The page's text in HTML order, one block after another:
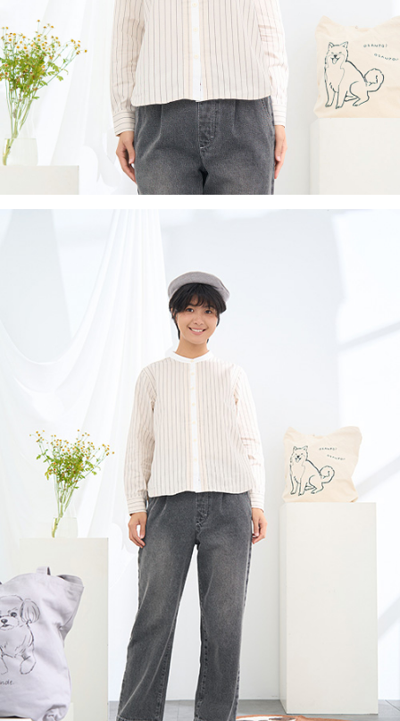
購買商品的店家。未經商家同意取消之訂單仍視為有效，需透過AFTEE先享
後付繳納相關費用。
※ 交易是否成功請以「AFTEE先享後付 」之結帳頁面顯示為準，若有關於
是否繳費成功／繳費後需取消欲退款等相關疑問，請聯繫「AFTEE先享後付
客戶支援中心」
https://netprotections.freshdesk.com/support/home
【注意事項】
１．透過由恩沛科技股份有限公司提供之「AFTEE先享後付」服務完成之交
易，需依本服務之必要範圍內提供個人資料，並將交易相關給付款項請求債
權轉讓予恩沛科技股份有限公司。
２．關於個人資料處理事宜，請瀏覽以下網址：
https://aftee.tw/terms/#terms3
５．嚴禁一人註冊多個帳號或使用他人資訊註冊。若發現惡意使用之情形，
恩沛科技股份有限公司將有權停止該用戶之使用額度並採取法律行動。
每筆NT$60，滿NT$2,000(含以上)免運費
付款後7-11取貨
每筆NT$60，滿NT$2,000(含以上)免運費
黑貓宅急便(包裹尺寸60cm以下)
每筆NT$100，滿NT$2,000(含以上)免運費
黑貓宅急便(包裹尺寸90cm以下)
每筆NT$140，滿NT$2,000(含以上)免運費